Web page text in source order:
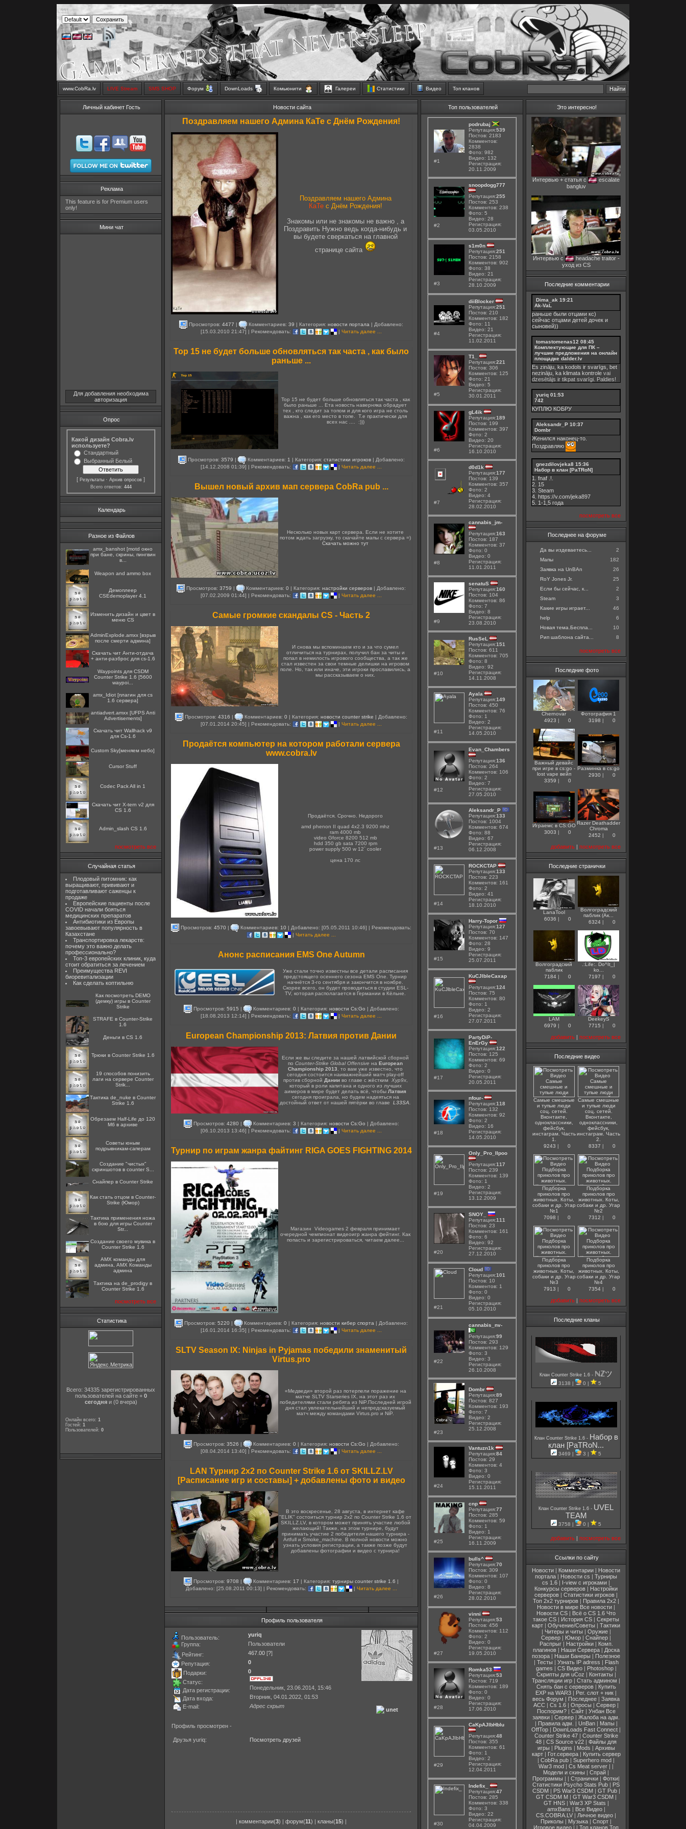
www.CobRa.lv LIVE Stream SMS SHOP Форум DownLoads Комьюнити Галереи Статистики Видео Топ кланов
Личный кабинет Гость
Реклама
This feature is for Premium users
only!
Мини чат
Для добавления необходима
авторизация
Опрос
Какой дизайн Cobra.lv
используете?
Стандартный
Выбранный Белый
[ Результаты · Архив опросов ]
Всего ответов: 444
Календарь
Разное из Файлов
amx_banshot [motd окно
при бане, скрины, пингвин
в...
Weapon and ammo box
Демоплеер
CSEdemoplayer 4.1
Изменить дизайн и цвет в
меню CS
AdminExplode.amxx [взрыв
после смерти админа]
Скачать чит Анти-отдача
+ анти-разброс для cs-1.6
Waypoints для CSDM
Counter Strike 1.6 [5600
waypoi...
amx_Idiot [плагин для cs
1.6 сервера]
antiadvert.amxx [UFPS Anti
Advertisements]
Скачать чит Wallhack v9
для Cs-1.6
Custom Sky[меняем небо]
Cursor Stuff
Codec Pack All in 1
Скачать чит X-tern v2 для
CS 1.6
Admin_slash CS 1.6
посмотреть все
Случайная статья
Плодовый питомник: как
выращивают, прививают и
подготавливают саженцы к
продаже
Европейские пациенты после
COVID начали бояться
медицинских препаратов
Антибиотики из Европы
завоевывают популярность в
Казахстане
Транспортировка лекарств:
почему это важно делать
профессионально?
Топ-3 европейских клиник, куда
стоит обратиться за лечением
Преимущества REVI
биоревитализации
Как сделать коптильню
Как посмотреть DEMO
(демку) игры в Counter
Strike
STRAFE в Counter-Strike
1.6
Деньги в CS 1.6
Трюки в Counter Strike 1.6
19 способов понизить
лаги на сервере Counter
Strik...
Тактика de_nuke в Counter
Strike 1.6
Обрезаем Half-Life до 120
Мб в архиве
Советы юным
подрывникам-саперам
Создание "чистых"
скриншотов в counter S...
Снайпер в Counter Strike
Как стать отцом в Counter-
Strike (Юмор)
Тактика применения ножа
в бою для игры Counter
Str...
Создание своего мувика в
Counter Strike 1.6
AMX команды для
админа, AMX Команды
админа
Тактика на de_prodigy в
Counter Strike 1.6
посмотреть все
Статистика
Всего: 34335 зарегистрированных
пользователей на сайте + 0
сегодняи (0 вчера)
Онлайн всего: 1
Гостей: 1
Пользователей: 0
Новости сайта
Поздравляем нашего Админа КаТе с Днём Рождения!
Поздравляем нашего Админа
КаТе с Днём Рождения!
Знакомы или не знакомы не важно , а
Поздравить Нужно ведь когда-нибудь и
вы будете сверкаться на главной
странице сайта
Просмотров: 4477 | Комментариев: 39 | Категория: новости портала | Добавлено:
[15.03.2010 21:47] | Рекомендовать:
| Читать далее ...
Top 15 не будет больше обновляться так часта , как было
раньше ...
Top 15 не будет больше обновляться так часта , как
было раньше ... Ета новость наверняка обрадует
тех , кто следит за топом и для кого игра не столь
важна , как его место в топе. Т.е практически для
всех нас .... :)))
Просмотров: 3579 | Комментариев: 1 | Категория: статистики игроков| Добавлено:
[14.12.2008 01:39] | Рекомендовать:
| Читать далее ...
Вышел новый архив мап сервера CobRa pub ...
Несколько новых карт сервера. Если не хотите
потом ждать загрузку, то скачайте мапы с сервера =)
Скачать можно тут
Просмотров: 3759 | Комментариев: 0 | Категория: настройки серверов | Добавлено:
[07.02.2009 01:44] | Рекомендовать:
| Читать далее ...
Самые громкие скандалы CS - Часть 2
И снова мы вспоминаем кто и за что сумел
отличиться на турнирах, получил бан за читы и
попал в немилость игрового сообщества, а так же
стал известен за свои темные делишки на игровом
поле. Но, так или иначе, эти игроки прославились, а
мы рассказываем о них.
Просмотров: 4316 | Комментариев: 0 | Категория: новости counter strike | Добавлено:
[07.01.2014 20:45] | Рекомендовать:
| Читать далее ...
Продаётся компьютер на котором работали сервера
www.cobra.lv
Продаётся. Срочно. Недорого
amd phenon II quad 4x2.3 9200 mhz
ram 4000 mb
video Gforce 8200 512 mb
hdd 350 gb sata 7200 rpm
power supply 500 w 12` cooler
цена 170 лс
Просмотров: 4570 | Комментариев: 10 | Добавлено: [05.05.2011 10:46] | Рекомендовать:
| Читать далее ...
Анонс расписания EMS One Autumn
Уже стали точно известны все детали расписания
предстоящего осеннего сезона EMS One. Турнир
начнётся 3-го сентября и закончится в ноябре.
Скорее всего, он будет проводиться в студии ESL-
TV, которая располагается в Германии в Кёльне.
Просмотров: 5915 | Комментариев: 0 | Категория: новости Cs:Go | Добавлено:
[18.08.2013 12:14] | Рекомендовать:
| Читать далее ...
European Championship 2013: Латвия против Дании
Если же вы следите за нашей латвийской сборной
по Counter-Strike Global Offensive на European
Championship 2013 , то вам уже известно, что
сегодня состоится наиважнейший матч play-off
против сборной Данииво главе с жёстким Xyp9x,
который в роли капитана и одного из лучших
аимеров в мире будет делать всё, чтобы Латвия
сегодня проиграла, но будем надеяться на
достойный ответ от нашей пятёрки во главе
L33SA
Просмотров: 4280 | Комментариев: 3 | Категория: новости Cs:Go | Добавлено:
[06.10.2013 13:46] | Рекомендовать:
| Читать далее ...
Турнир по играм жанра файтинг RIGA GOES FIGHTING 2014
Магазин Videogames 2 февраля принимает
очередной чемпионат видеоигр жанра фейтинг. Как
попасть и зарегистрироваться, читаем далее...
Просмотров: 5220 | Комментариев: 0 | Категория: новости кибер спорта | Добавлено:
[16.01.2014 16:35] | Рекомендовать:
| Читать далее ...
SLTV Season IX: Ninjas in Pyjamas победили знаменитый
Virtus.pro
«Медведи» второй раз потерпели поражение на
матче SLTV Starseries IX, на этот раз их
победителями стали ребята из NiP.Последней игрой
дня стал увлекательнейший и непредсказуемый
матч между командами Virtus.pro и NiP.
Просмотров: 3526 | Комментариев: 0 | Категория: новости Cs:Go | Добавлено:
[08.04.2014 13:40] | Рекомендовать:
| Читать далее ...
LAN Турнир 2х2 по Counter Strike 1.6 от SKILLZ.LV
[Расписание игр и составы] + добавлены фото и видео
В это воскресенье, 28 августа, в интернет кафе
"ELIK" состоиться турнир 2х2 по Counter Strike 1.6 от
SKILLZ.LV, в котором может принять участие любой
желающий! Также, на этом турнире, будут
принимать участие 2 победителя нашего турнира -
Artfull и Smoke_machine. В полной новости можно
узнать условия регистрации, а также позже будут
добавлены фотографии и видео с турнира!
Просмотров: 9708 | Комментариев: 17 | Категория: турниры counter strike 1.6 |
Добавлено: [25.08.2011 00:13] | Рекомендовать:
| Читать далее ...
Профиль пользователя
unet
Пользователь:
yuriq
Группа:
Пользователи
Рейтинг:
467.00 [?]
Репутация:
0
Подарки:
0
Статус:
Дата регистрации:
Понедельник, 23.06.2014, 15:46
Дата входа:
Вторник, 04.01.2022, 01:53
E-mail:
Адрес скрыт
Профиль просмотрен -
Друзья yuriq: Посмотреть друзей
| комментарии(3) | форум(11) | кланы(15) |
Топ пользователей
#1
podrubaj
Репутация:539
Постов: 2183
Комментов:
2838
Фото: 982
Видео: 132
Регистрация:
20.11.2009
#2
snoopdogg777
Репутация:255
Постов: 253
Комментов: 238
Фото: 5
Видео: 28
Регистрация:
03.05.2010
#3
s1m0n
Репутация:251
Постов: 2158
Комментов: 902
Фото: 38
Видео: 21
Регистрация:
28.10.2009
#4
diiBlocker
Репутация:251
Постов: 210
Комментов: 182
Фото: 11
Видео: 21
Регистрация:
11.02.2011
#5
Т1_
Репутация:221
Постов: 306
Комментов: 125
Фото: 21
Видео: 5
Регистрация:
30.01.2011
#6
gL4ik
Репутация:189
Постов: 199
Комментов: 397
Фото: 2
Видео: 20
Регистрация:
16.10.2010
#7
d0d1k
Репутация:177
Постов: 139
Комментов: 357
Фото: 2
Видео: 4
Регистрация:
28.02.2010
#8
cannabis_jm-
Репутация:163
Постов: 187
Комментов: 37
Фото: 0
Видео: 0
Регистрация:
11.01.2011
#9
senatuS
Репутация:160
Постов: 104
Комментов: 86
Фото: 7
Видео: 8
Регистрация:
23.08.2010
#10
RusSeL
Репутация:151
Постов: 611
Комментов: 705
Фото: 8
Видео: 92
Регистрация:
14.11.2008
#11
Ayala
Репутация:149
Постов: 450
Комментов: 76
Фото: 1
Видео: 2
Регистрация:
14.05.2010
#12
Evan_Chambers
Репутация:136
Постов: 264
Комментов: 106
Фото: 2
Видео: 7
Регистрация:
27.05.2010
#13
Aleksandr_P
Репутация:133
Постов: 1004
Комментов: 674
Фото: 88
Видео: 67
Регистрация:
06.12.2008
#14
ROCKCTAP
Репутация:133
Постов: 223
Комментов: 161
Фото: 2
Видео: 41
Регистрация:
18.10.2010
#15
Harry-Topor
Репутация:127
Постов: 70
Комментов: 147
Фото: 28
Видео: 9
Регистрация:
25.07.2011
#16
KuCJlbleCaxap
Репутация:124
Постов: 75
Комментов: 80
Фото: 1
Видео: 2
Регистрация:
27.07.2011
#17
PartyDiP-
EnErGy
Репутация:122
Постов: 125
Комментов: 69
Фото: 2
Видео: 0
Регистрация:
20.05.2011
#18
nfour-
Репутация:118
Постов: 132
Комментов: 92
Фото: 2
Видео: 16
Регистрация:
14.05.2010
#19
Only_Pro_IIpoo
Репутация:117
Постов: 239
Комментов: 139
Фото: 1
Видео: 2
Регистрация:
13.12.2009
#20
SNOY_
Репутация:111
Постов: 23
Комментов: 161
Фото: 6
Видео: 92
Регистрация:
27.12.2010
#21
Cloud
Репутация:101
Постов: 10
Комментов: 1
Фото: 0
Видео: 0
Регистрация:
05.10.2010
#22
cannabis_nv-
Репутация:99
Постов: 293
Комментов: 129
Фото: 3
Видео: 3
Регистрация:
26.10.2008
#23
Dombr
Репутация:89
Постов: 827
Комментов: 193
Фото: 7
Видео: 2
Регистрация:
25.12.2008
#24
Vantuzn1k
Репутация:84
Постов: 29
Комментов: 4
Фото: 3
Видео: 0
Регистрация:
15.11.2011
#25
cnp
Репутация:77
Постов: 285
Комментов: 59
Фото: 1
Видео: 1
Регистрация:
16.11.2009
#26
bulls^
Репутация:70
Постов: 309
Комментов: 107
Фото: 0
Видео: 8
Регистрация:
28.02.2010
#27
vinni
Репутация:53
Постов: 456
Комментов: 112
Фото: 2
Видео: 0
Регистрация:
19.05.2010
#28
Romka53
Репутация:53
Постов: 719
Комментов: 189
Фото: 0
Видео: 0
Регистрация:
17.06.2010
#29
CaKpAJIbHbIu
Репутация:48
Постов: 355
Комментов: 61
Фото: 1
Видео: 2
Регистрация:
12.04.2011
#30
Indefix_
Репутация:47
Постов: 285
Комментов: 338
Фото: 3
Видео: 22
Регистрация:
04.04.2009
Это интересно!
Интервью + статья с
escalate
bangluv
Интервью с
headache traitor -
уход из CS
Последние комментарии
Dima_ak 19:21
Ak-VaL
раньше были отцами кс)
сейчас отцами детей дочек и
сыновей))
tomastomenas12 08:45
Комплектующие для ПК –
лучшие предложения на онлайн
площадке dalder.lv
Es zināju, ka kodols ir svarīgs, bet
nezināju, ka klimata kontrole vai
dzesētājs ir tikpat svarīgi. Paldies!
yuriq 01:53
742
КУПЛЮ КОБРУ
Aleksandr_P 10:37
Dombr
Женился наконец-то.
Поздравляю
gnezdilovjeka8 15:36
Набор в клан [PaTRoN]
1. fnaf .!.
2. 15
3. Steam
4. https://v.com/jeka897
5. 1-1,5 годa
посмотреть все
Последнее на форуме
Да вы издеваетесь...
2
Мапы
182
Заявка на UnBAn
26
RoY Jones Jr.
25
Если бы сейчас, к...
2
Steam
3
Какие игры играет...
46
help
6
Новая тема.Беспла...
10
Рип шаблона сайта...
8
посмотреть все
Последние фото
Chernovar
4923 | 0
Фотография 1
3198 | 0
Важный девайс
при игре в cs:go -
lost vape вейп
3359 | 0
Разминка в cs:go
2930 | 0
Играемс в CS:GO
3003 | 0
Razer Deathadder
Chroma
2452 | 0
добавить | посмотреть все
Последние странички
LanaTool
6036 | 0
Волгоградский
паблик (Ак...
6324 | 0
Волгоградский
паблик
7184| 0
.:Life:. Do^It_|
ko...
7197 | 0
LAM
6979 | 0
DeekeyS
7715 | 0
добавить | посмотреть все
Последние видео
Самые смешные
и тупые люди
соц. сетей.
Вконтакте,
одноклассники,
фейсбук,
инстаграм. Часть
1.
9243 | 0
Самые смешные
и тупые люди
соц. сетей.
Вконтакте,
одноклассники,
фейсбук,
инстаграм. Часть
2.
8337 | 0
Подборка
приколов про
животных. Коты,
собаки и др. Угар
№1
7098 | 0
Подборка
приколов про
животных. Коты,
собаки и др. Угар
№2
7312 | 0
Подборка
приколов про
животных. Коты,
собаки и др. Угар
№3
7913 | 0
Подборка
приколов про
животных. Коты,
собаки и др. Угар
№4
7354| 0
добавить | посмотреть все
Последние кланы
Клан Counter Strike 1.6 - ℕℤツ
3138 | 0 | 5
Клан Counter Strike 1.6 - Набор в
клан [PaTRoN...
3469 | 3 | 5
Клан Counter Strike 1.6 - UVEL
TEAM
3758 | 0 | 5
добавить | посмотреть все
Ссылки по сайту
Новости | Комментарии | Новости
портала | Новости cs | Турниры
cs 1.6 | I-view с игроками |
Конкурсы серверов | Настройки
серверов | Статистики игроков |
Топ 2x2 турниров | Правила 2x2 |
Новости в мире Все новости |
Новости CS | Всё о CS 1.6 Что
такое CS | История CS | Секреты
карт | Обучение/Советы | Тактики
| Читеры и читы | Оружие|
Сервер | Юмор | Снайпер |
Распрыг| Настройки| Комп.
плагинов| Наши Сервера| Доска
позора | Наши Банеры | Полезное
| Тесты | Узнать IP adress | Flash
games | CS Видео| Photoshop|
Скрипты для uCoz | Контакты |
Трансляции игр | Стать админом |
Снять бан с серверов| Купить
EXP на WAR3 | Рег. слот + ник |
весь Форум | Последнее | Заявка
АCC | Cs 1.6 | Опросы | Сервер |
Поспорим?| Сайт| Унбан Все
заявки | Сервер | Жалоба на адм.
| Правила адм. | UnBan| Мапы |
ОffTop | DownLoads Fast Connect |
Counter Strike 47| Counter Strike
48 | CS Source v22 | Файлы для
игры | Plugins | Mods | Архивы
карт| Гот.сервера| Купить сервер
| CobRa pub | Superhero mod |
War3 mod | Cs Meat server | |
Модели и скины | Спрай |
Программы | | Странички | Фотки|
Статистики Psycho Stats Pub | PS
CSDM | PS War3 CSDM | GТ Pub |
GT CSDM M| GT War3 CSDM |
GT HNS | War3 XP Stats |
amxBans | Все Видео|
CS.COBRA.LV | Личное видео |
Приколы | Музыка | Спорт |
Игровое видео | | Топ кланов Топ